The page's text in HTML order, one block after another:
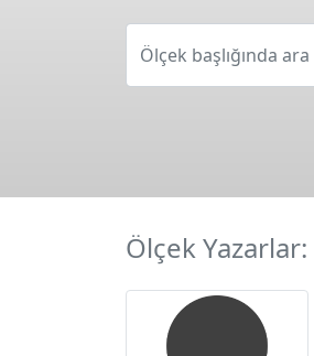
Ölçek başlığında ara
Ölçek Yazarlar: